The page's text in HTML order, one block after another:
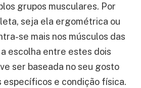
grupos musculares. Por
seja ela ergométrica ou
se mais nos músculos das
escolha entre estes dois
ser baseada no seu gosto
específicos e condição física.